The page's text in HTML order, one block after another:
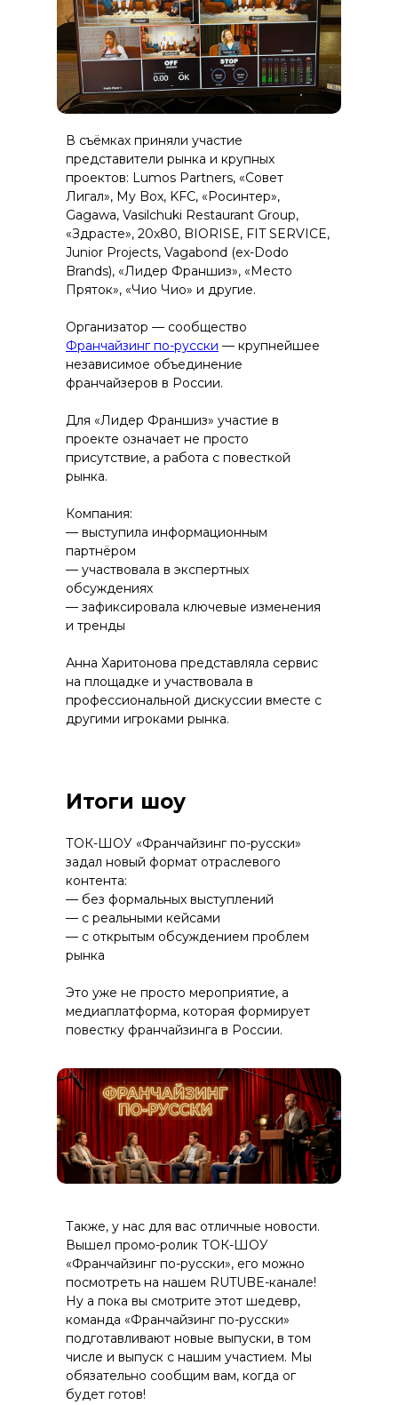
В съёмках приняли участие
представители рынка и крупных
проектов: Lumos Partners, «Совет
Лигал», My Box, KFC, «Росинтер»,
Gagawa, Vasilchuki Restaurant Group,
«Здрасте», 20x80, BIORISE, FIT SERVICE,
Junior Projects, Vagabond (ex-Dodo
Brands), «Лидер Франшиз», «Место
Пряток», «Чио Чио» и другие.
Организатор — сообщество
Франчайзинг по-русски — крупнейшее
независимое объединение
франчайзеров в России.
Для «Лидер Франшиз» участие в
проекте означает не просто
присутствие, а работа с повесткой
рынка.
Компания:
— выступила информационным
партнёром
— участвовала в экспертных
обсуждениях
— зафиксировала ключевые изменения
и тренды
Анна Харитонова представляла сервис
на площадке и участвовала в
профессиональной дискуссии вместе с
другими игроками рынка.
Итоги шоу
ТОК-ШОУ «Франчайзинг по-русски»
задал новый формат отраслевого
контента:
— без формальных выступлений
— с реальными кейсами
— с открытым обсуждением проблем
рынка
Это уже не просто мероприятие, а
медиаплатформа, которая формирует
повестку франчайзинга в России.
Также, у нас для вас отличные новости.
Вышел промо-ролик ТОК-ШОУ
«Франчайзинг по-русски», его можно
посмотреть на нашем RUTUBE-канале!
Ну а пока вы смотрите этот шедевр,
команда «Франчайзинг по-русски»
подготавливают новые выпуски, в том
числе и выпуск с нашим участием. Мы
обязательно сообщим вам, когда ог
будет готов!